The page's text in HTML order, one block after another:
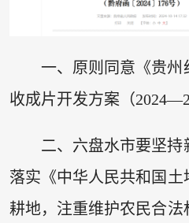
一、原则同意《贵州
收成片开发方案（
二、六盘水市要坚
落实《中华人民共和国
耕地，注重维护农民合法